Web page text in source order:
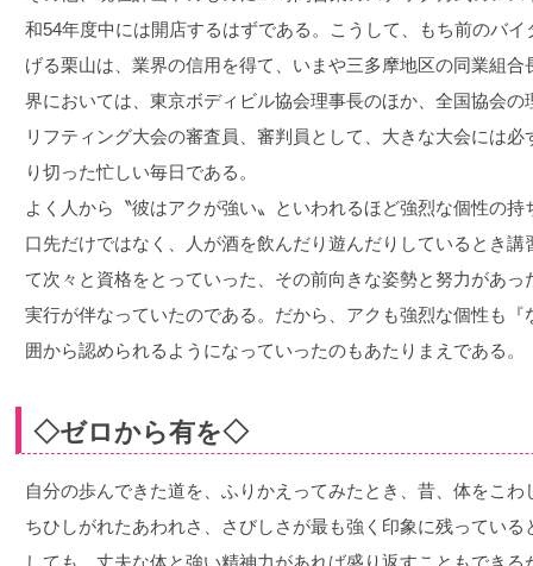
和54年度中には開店するはずである。こうして、もち前のバ
げる栗山は、業界の信用を得て、いまや三多摩地区の同業組
界においては、東京ボディビル協会理事長のほか、全国協会
リフティング大会の審査員、審判員として、大きな大会には
り切った忙しい毎日である。
よく人から〝彼はアクが強い〟といわれるほど強烈な個性の
口先だけではなく、人が酒を飲んだり遊んだりしているとき
て次々と資格をとっていった、その前向きな姿勢と努力があ
実行が伴なっていたのである。だから、アクも強烈な個性も
囲から認められるようになっていったのもあたりまえである。
◇ゼロから有を◇
自分の歩んできた道を、ふりかえってみたとき、昔、体をこ
ちひしがれたあわれさ、さびしさが最も強く印象に残ってい